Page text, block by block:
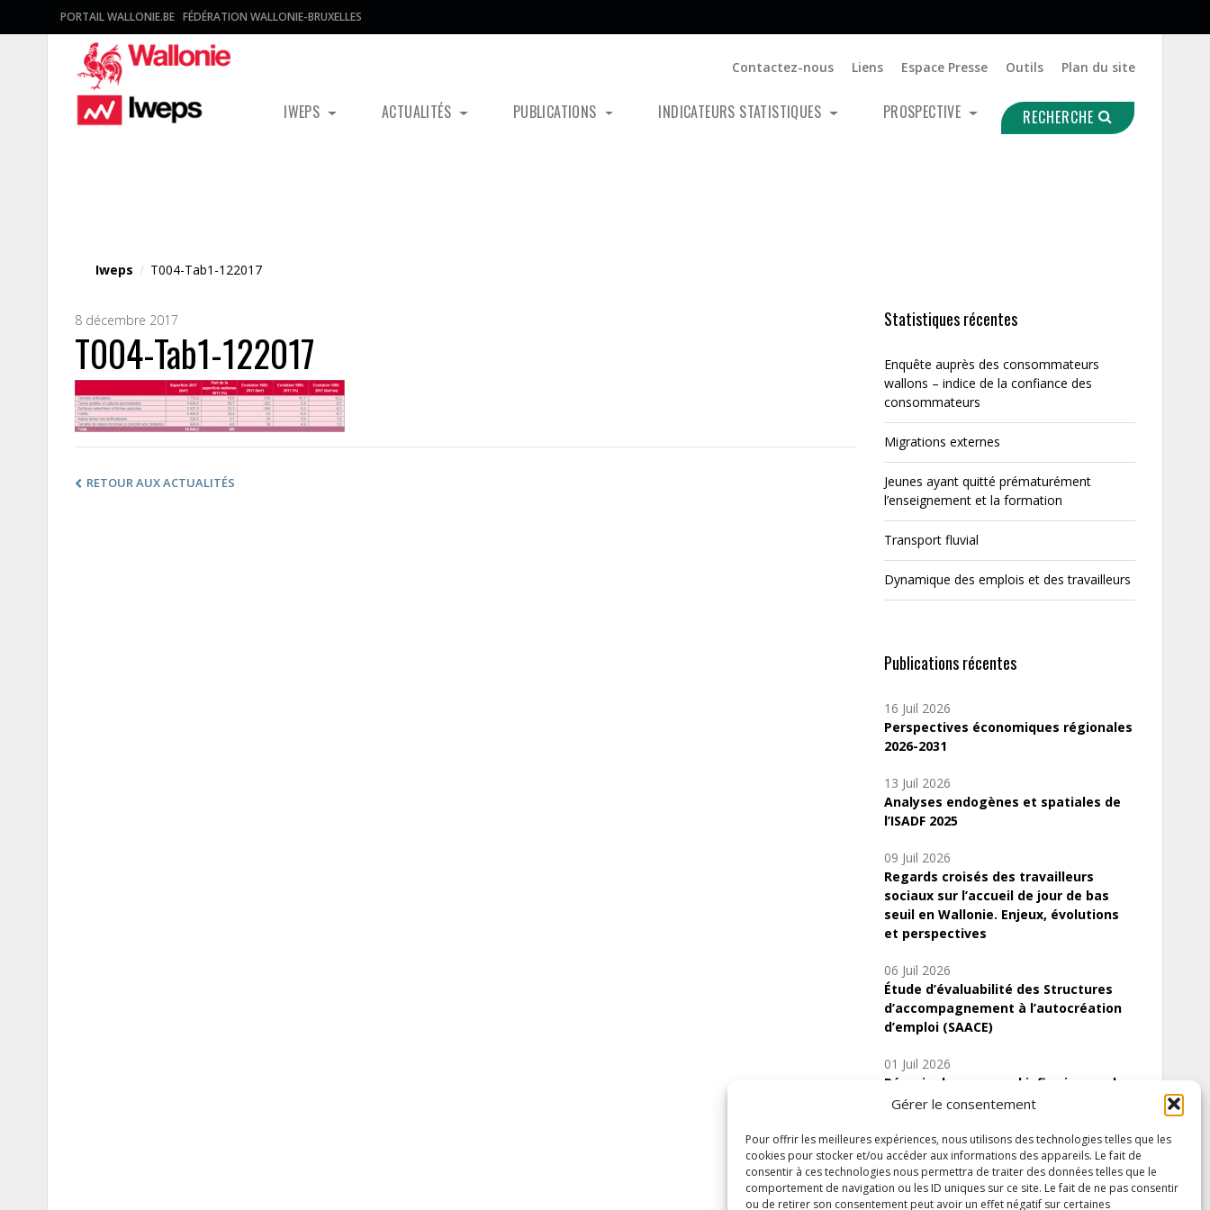
Gérer le consentement
Pour offrir les meilleures expériences, nous utilisons des technologies telles que les
cookies pour stocker et/ou accéder aux informations des appareils. Le fait de
consentir à ces technologies nous permettra de traiter des données telles que le
comportement de navigation ou les ID uniques sur ce site. Le fait de ne pas consentir
ou de retirer son consentement peut avoir un effet négatif sur certaines
PORTAIL WALLONIE.BE FÉDÉRATION WALLONIE-BRUXELLES
Contactez-nous Liens Espace Presse Outils Plan du site
IWEPS ACTUALITÉS PUBLICATIONS INDICATEURS STATISTIQUES PROSPECTIVE RECHERCHE
Iweps / T004-Tab1-122017
8 décembre 2017
T004-Tab1-122017
RETOUR AUX ACTUALITÉS
Statistiques récentes
Enquête auprès des consommateurs
wallons – indice de la confiance des
consommateurs
Migrations externes
Jeunes ayant quitté prématurément
l’enseignement et la formation
Transport fluvial
Dynamique des emplois et des travailleurs
Publications récentes
16 Juil 2026
Perspectives économiques régionales
2026-2031
13 Juil 2026
Analyses endogènes et spatiales de
l’ISADF 2025
09 Juil 2026
Regards croisés des travailleurs
sociaux sur l’accueil de jour de bas
seuil en Wallonie. Enjeux, évolutions
et perspectives
06 Juil 2026
Étude d’évaluabilité des Structures
d’accompagnement à l’autocréation
d’emploi (SAACE)
01 Juil 2026
Pénurie du personnel infirmier :quels
indicateurs d’offre de soins pour
Inscrivez-vous à notre newsletter